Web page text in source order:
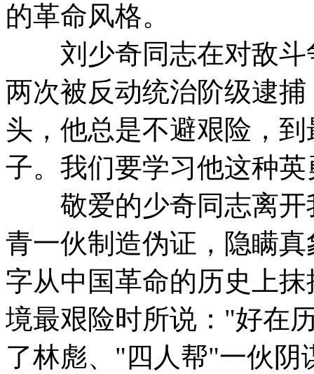
的革命风格。
刘少奇同志在对敌斗
两次被反动统治阶级逮
头，他总是不避艰险，
子。我们要学习他这种
敬爱的少奇同志离开
青一伙制造伪证，隐瞒
字从中国革命的历史上
境最艰险时所说："好在
了林彪、"四人帮"一伙阴